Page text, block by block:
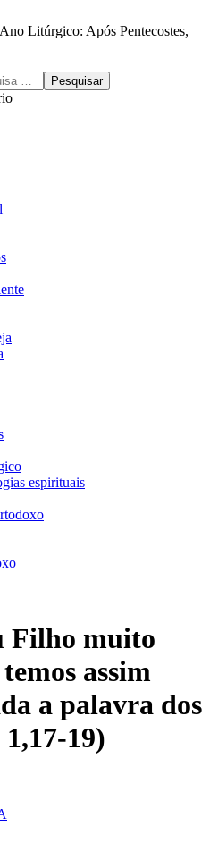
Litúrgico: Após Pentecostes,
espirituais
Filho muito
assim
a palavra dos
19)